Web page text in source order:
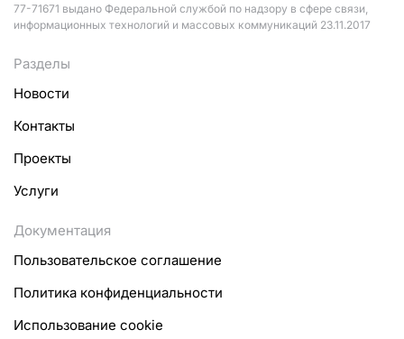
77-71671 выдано Федеральной службой по надзору в сфере связи,
информационных технологий и массовых коммуникаций 23.11.2017
Разделы
Новости
Контакты
Проекты
Услуги
Документация
Пользовательское соглашение
Политика конфиденциальности
Использование cookie